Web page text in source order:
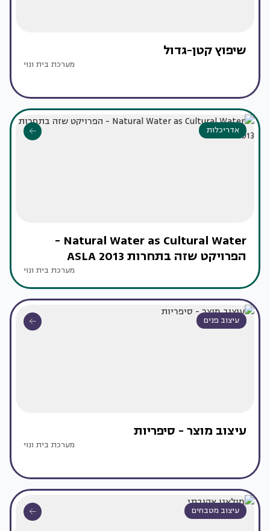
שיפוץ קטן-גדול
מערכת בית ונוי
אדריכלות
Natural Water as Cultural Water -
הפרויקט שזה בתחרות ASLA 2013
מערכת בית ונוי
עיצוב פנים
עיצוב מוצר - סיפריות
מערכת בית ונוי
עיצוב מטבחים